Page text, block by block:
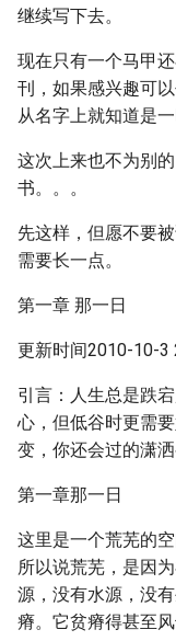
继续写下去。
现在只有一个马甲
刊，如果感兴趣可
从名字上就知道是
这次上来也不为别
书。。。
先这样，但愿不要
需要长一点。
第一章 那一日
更新时间2010-10-3
引言：人生总是跌
心，但低谷时更需
变，你还会过的潇洒
第一章那一日
这里是一个荒芜的
所以说荒芜，是因
源，没有水源，没
瘠。它贫瘠得甚至